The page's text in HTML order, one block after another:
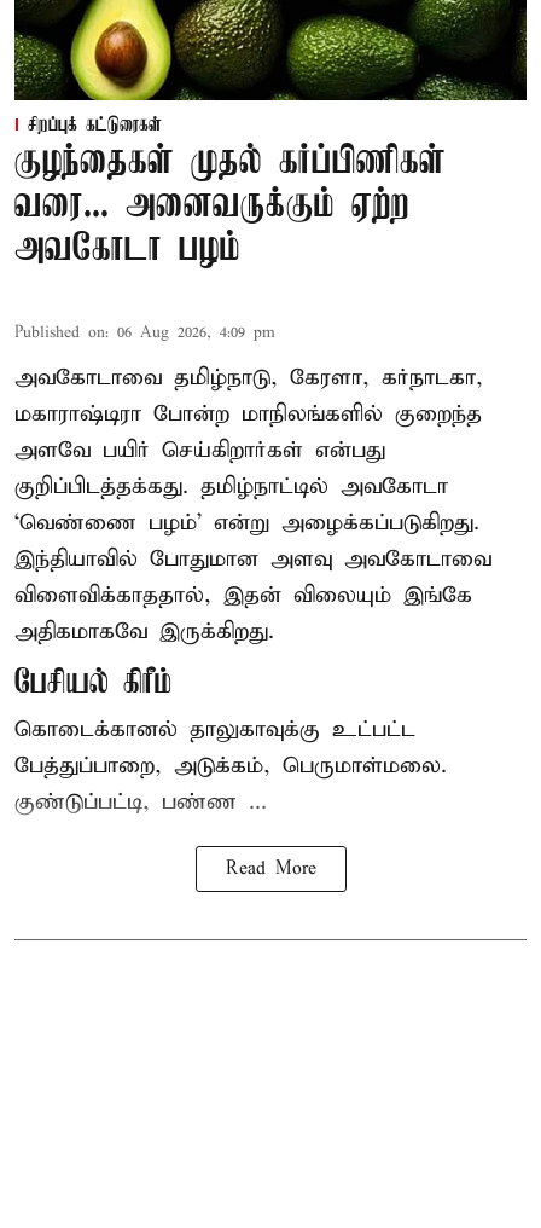
சிறப்புக் கட்டுரைகள்
குழந்தைகள் முதல் கர்ப்பிணிகள்
வரை... அனைவருக்கும் ஏற்ற
அவகோடா பழம்
Published on: 06 Aug 2026, 4:09 pm
அவகோடாவை தமிழ்நாடு, கேரளா, கர்நாடகா,
மகாராஷ்டிரா போன்ற மாநிலங்களில் குறைந்த
அளவே பயிர் செய்கிறார்கள் என்பது
குறிப்பிடத்தக்கது. தமிழ்நாட்டில் அவகோடா
‘வெண்ணை பழம்’ என்று அழைக்கப்படுகிறது.
இந்தியாவில் போதுமான அளவு அவகோடாவை
விளைவிக்காததால், இதன் விலையும் இங்கே
அதிகமாகவே இருக்கிறது.
பேசியல் கிரீம்
கொடைக்கானல் தாலுகாவுக்கு உட்பட்ட
பேத்துப்பாறை, அடுக்கம், பெருமாள்மலை.
குண்டுப்பட்டி, பண்ண ...
Read More